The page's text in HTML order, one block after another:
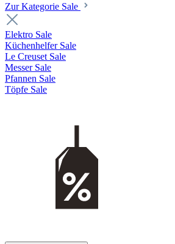
Zur Kategorie Sale
Elektro Sale
Küchenhelfer Sale
Le Creuset Sale
Messer Sale
Pfannen Sale
Töpfe Sale